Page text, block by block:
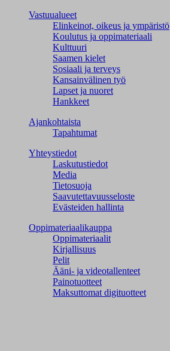
Vastuualueet
Elinkeinot, oikeus ja ympäristö
Koulutus ja oppimateriaali
Kulttuuri
Saamen kielet
Sosiaali ja terveys
Kansainvälinen työ
Lapset ja nuoret
Hankkeet
Ajankohtaista
Tapahtumat
Yhteystiedot
Laskutustiedot
Media
Tietosuoja
Saavutettavuusseloste
Evästeiden hallinta
Oppimateriaalikauppa
Oppimateriaalit
Kirjallisuus
Pelit
Ääni- ja videotallenteet
Painotuotteet
Maksuttomat digituotteet